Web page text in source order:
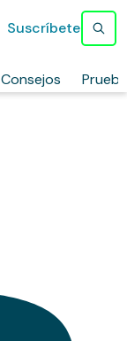
Consejos
Suscríbete